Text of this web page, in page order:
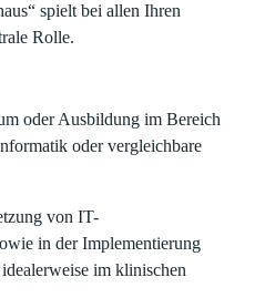
spielt bei allen Ihren
Rolle.
oder Ausbildung im Bereich
oder vergleichbare
von IT-
in der Implementierung
im klinischen